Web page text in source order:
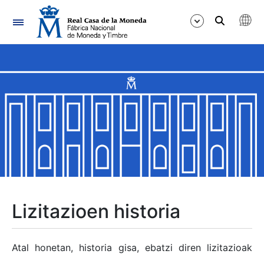
Nabigazioa
Erakutsi/Ezkutatu
Erakutsi/Ezkutatu
Erakutsi/Ezkutatu
Erakutsi/Ezkutatu
Lizitazioen historia
Atal honetan, historia gisa, ebatzi diren lizitazioak